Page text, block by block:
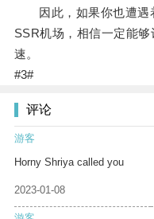
因此，如果你也遭遇
SSR机场，相信一定能
速。
#3#
评论
游客
Horny Shriya called you
2023-01-08